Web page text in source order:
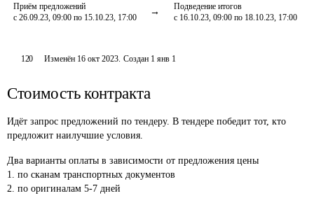
Приём предложений
с 26.09.23, 09:00 по 15.10.23, 17:00
Подведение итогов
с 16.10.23, 09:00 по 18.10.23, 17:00
120 Изменён 16 окт 2023. Создан 1 янв 1
Стоимость контракта
Идёт запрос предложений по тендеру. В тендере победит тот, кто
предложит наилучшие условия.
Два варианты оплаты в зависимости от предложения цены
1. по сканам транспортных документов
2. по оригиналам 5-7 дней